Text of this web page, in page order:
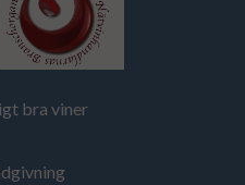
bra viner